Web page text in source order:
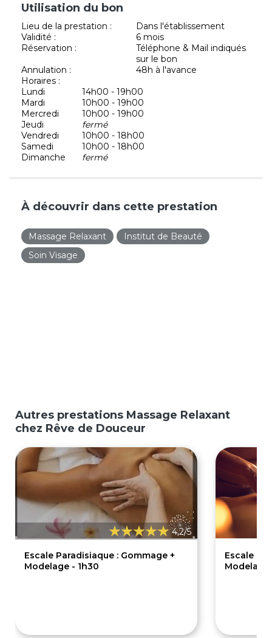
Utilisation du bon
Lieu de la prestation :
Dans l'établissement
Validité :
6 mois
Réservation :
Téléphone & Mail indiqués
sur le bon
Annulation :
48h à l'avance
Horaires :
Lundi
14h00 - 19h00
Mardi
10h00 - 19h00
Mercredi
10h00 - 19h00
Jeudi
fermé
Vendredi
10h00 - 18h00
Samedi
10h00 - 18h00
Dimanche
fermé
À découvrir dans cette prestation
Massage Relaxant
Institut de Beauté
Soin Visage
Autres prestations Massage Relaxant
chez Rêve de Douceur
4,2/5
Escale Paradisiaque : Gommage +
Modelage - 1h30
Escale
Modelage